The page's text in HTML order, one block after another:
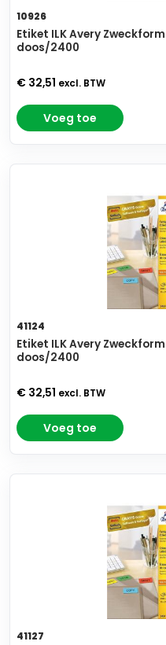
10926
Etiket ILK Avery
doos/2400
€ 32,51 excl. BTW
Voeg toe
41124
Etiket ILK Avery
doos/2400
€ 32,51 excl. BTW
Voeg toe
41127